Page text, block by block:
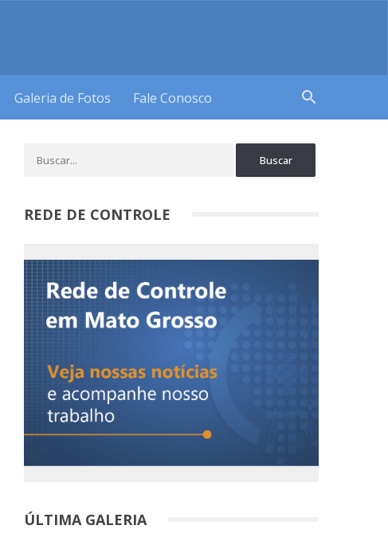
Galeria de Fotos Fale Conosco search
REDE DE CONTROLE
ÚLTIMA GALERIA